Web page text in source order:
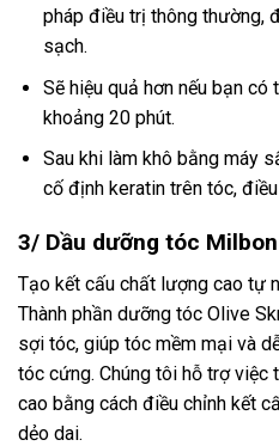
pháp điều trị thông thường,
sạch.
Sẽ hiệu quả hơn nếu bạn
khoảng 20 phút.
Sau khi làm khô bằng máy
cố định keratin trên tóc,
3/ Dầu dưỡng tóc
Tạo kết cấu chất lượng cao tự
Thành phần dưỡng tóc Olive
sợi tóc, giúp tóc mềm mại và
tóc cứng. Chúng tôi hỗ trợ việc
cao bằng cách điều chỉnh kết
dẻo dai.